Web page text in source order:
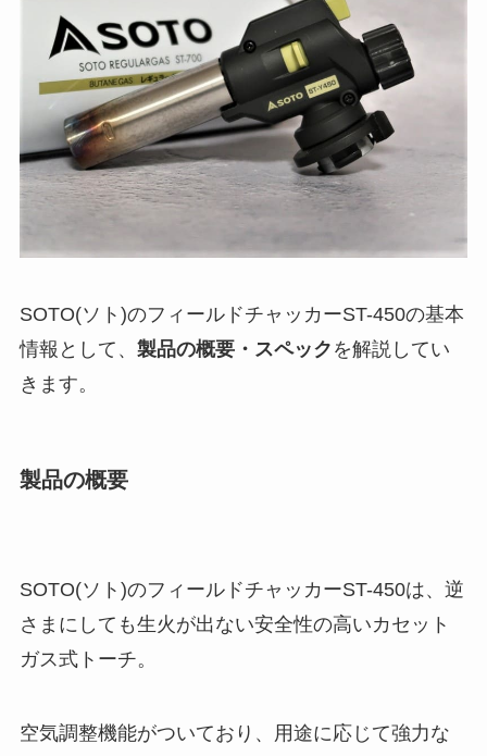
SOTO(ソト)のフィールドチャッカーST-450の基本
情報として、 製品の概要・スペック を解説してい
きます。
製品の概要
SOTO(ソト)のフィールドチャッカーST-450は、逆
さまにしても生火が出ない安全性の高いカセット
ガス式トーチ。
空気調整機能がついており、用途に応じて強力な